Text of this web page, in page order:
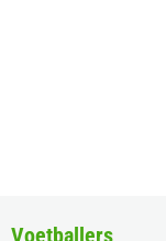
Voetballers